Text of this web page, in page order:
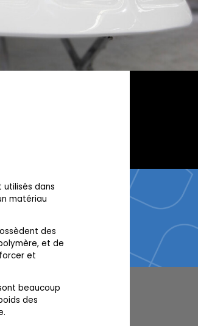
utilisés dans
matériau
des
et de
et
beaucoup
des